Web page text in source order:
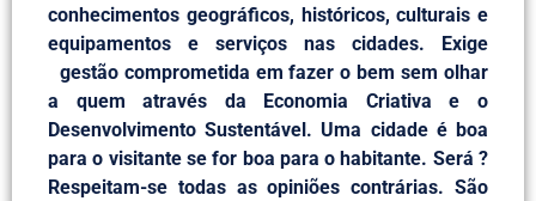
conhecimentos geográficos, históricos, culturais e
equipamentos e serviços nas cidades. Exige
gestão comprometida em fazer o bem sem olhar
a quem através da Economia Criativa e o
Desenvolvimento Sustentável. Uma cidade é boa
para o visitante se for boa para o habitante. Será ?
Respeitam-se todas as opiniões contrárias. São